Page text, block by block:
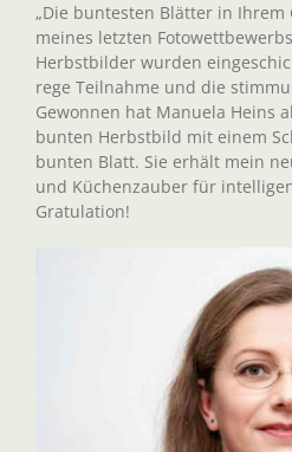
„Die buntesten Blätter in Ihrem
meines letzten
Herbstbilder wurden
rege Teilnahme und die
Gewonnen hat Manuela Heins
bunten Herbstbild mit einem
bunten Blatt. Sie erhält mein
und Küchenzauber für
Gratulation!